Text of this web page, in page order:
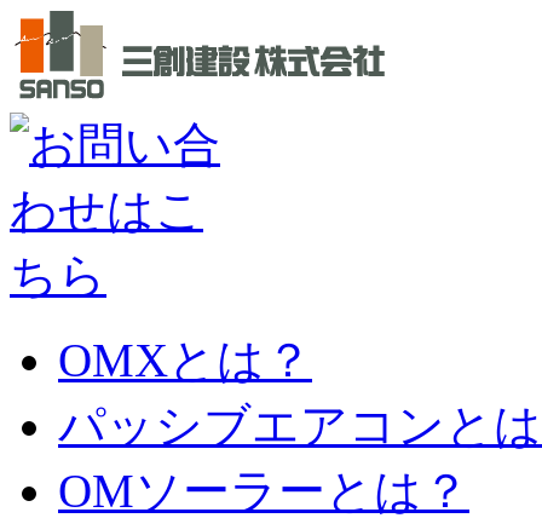
OMXとは？
パッシブエアコンと
OMソーラーとは？